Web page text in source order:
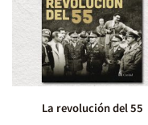
La revolución del 55